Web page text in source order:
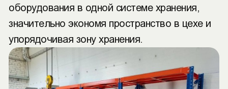
оборудования в одной системе хранения,
значительно экономя пространство в цехе и
упорядочивая зону хранения.